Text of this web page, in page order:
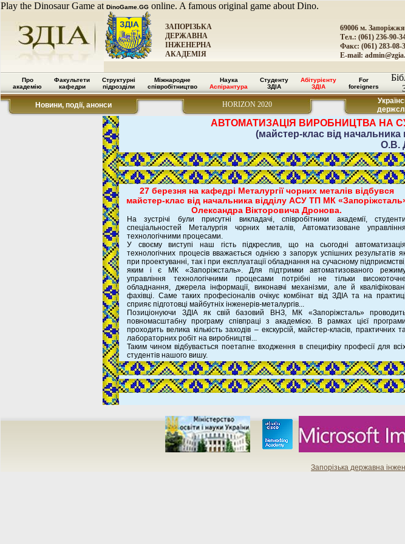
Play the Dinosaur Game at DinoGame.GG online. A famous original game about Dino.
ЗАПОРІЗЬКА
ДЕРЖАВНА
ІНЖЕНЕРНА
АКАДЕМІЯ
69006 м.
Тел.: (061) 236-90-
Факс: (061) 283-08-
E-mail:
Про
академію
Факультети
кафедри
Структурні
підрозділи
Міжнародне
співробітництво
Наука
Аспірантура
Студенту
ЗДІА
Абітурієнту
ЗДІА
For
foreigners
Новини, події, анонси HORIZON 2020
АВТОМАТИЗАЦІЯ ВИРОБНИЦТВА НА
(майстер-клас від
О.В.
27 березня на кафедрі Металургії чорних металів відбувся
майстер-клас від начальника відділу АСУ ТП МК
Олександра Вікторовича Дронова.
На зустрічі були присутні викладачі, співробітники академії, студенти
спеціальностей Металургія чорних металів, Автоматизоване управління
технологічними процесами.
У своєму виступі наш гість підкреслив, що на сьогодні автоматизація
технологічних процесів вважається однією з запорук успішних результатів
при проектуванні, так і при експлуатації обладнання на сучасному
яким і є МК «Запоріжсталь». Для підтримки автоматизованого
управління технологічними процесами потрібні не тільки високоточне
обладнання, джерела інформації, виконавчі механізми, але й кваліфіковані
фахівці. Саме таких професіоналів очікує комбінат від ЗДІА та на практиці
сприяє підготовці майбутніх інженерів-металургів...
Позиціонуючи ЗДІА як свій базовий ВНЗ, МК «Запоріжсталь»
повномасштабну програму співпраці з академією. В рамках цієї програми
проходить велика кількість заходів – екскурсій, майстер-класів, практичних
лабораторних робіт на виробництві...
Таким чином відбувається поетапне входження в специфіку професії для
студентів нашого вишу.
Запорізька державна